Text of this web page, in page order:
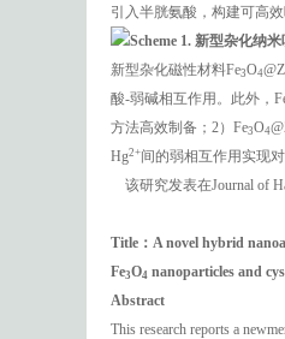
引入半胱氨酸，构建可高
Scheme 1. 新型杂化纳米
新型杂化磁性材料Fe3O4
酸-弱碱相互作用。此外，
方法高效制备；2）Fe3O4
Hg2+间的弱相互作用实现
该研究发表在Journal of
Title ： A novel hybrid
Fe3O4 nanoparticles and
Abstract
This research reports a